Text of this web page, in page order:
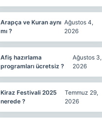
Arapça ve Kuran aynı
mı ?
Ağustos 4,
2026
Afiş hazırlama
programları ücretsiz ?
Ağustos 3,
2026
Kiraz Festivali 2025
nerede ?
Temmuz 29,
2026